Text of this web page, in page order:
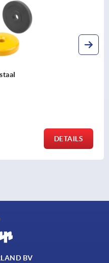
voor stelvoeten uit
BV